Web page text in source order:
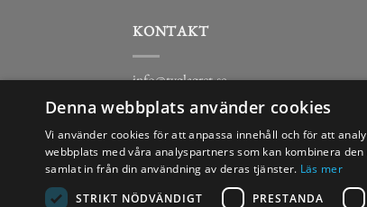
KONTAKT
info@tyglagret.se
0322-16917
Denna webbplats använder cookies
Vi använder cookies för att anpassa innehåll och för att
webbplats med våra analyspartners som kan kombinera
samlat in från din användning av deras tjänster. Läs mer
STRIKT NÖDVÄNDIGT
PRESTANDA